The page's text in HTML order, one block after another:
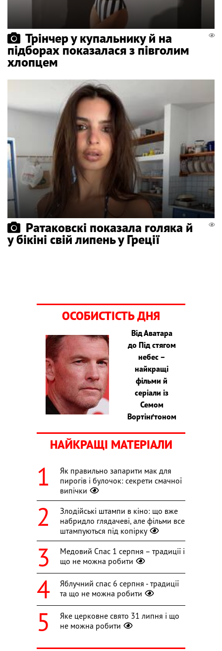
Трінчер у купальнику й на
підборах показалася з півголим
хлопцем
Ратаковскі показала голяка й
у бікіні свій липень у Греції
ОСОБИСТІСТЬ ДНЯ
Від Аватара
до Під стягом
небес –
найкращі
фільми й
серіали із
Семом
Вортінґтоном
НАЙКРАЩІ МАТЕРІАЛИ
Як правильно запарити мак для
пирогів і булочок: секрети смачної
випічки
Злодійські штампи в кіно: що вже
набридло глядачеві, але фільми все
штампуються під копірку
Медовий Спас 1 серпня – традиції і
що не можна робити
Яблучний спас 6 серпня - традиції
та що не можна робити
Яке церковне свято 31 липня і що
не можна робити